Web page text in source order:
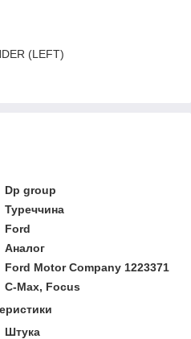
(LEFT)
Dp group
Туреччина
Ford
Аналог
Ford Motor Company 1223371
C-Max, Focus
Штука